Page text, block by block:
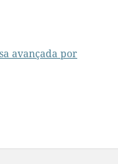
avançada por